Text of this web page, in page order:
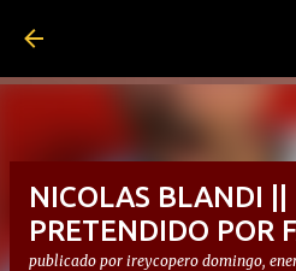
NICOLAS BLANDI ||
PRETENDIDO POR
publicado por ireycopero domingo,